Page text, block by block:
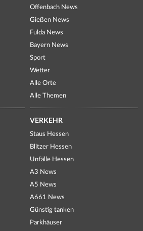
Offenbach News
Gießen News
Fulda News
Bayern News
Sport
Wetter
Alle Orte
Alle Themen
VERKEHR
Staus Hessen
Blitzer Hessen
Unfälle Hessen
A3 News
A5 News
A661 News
Günstig tanken
Parkhäuser